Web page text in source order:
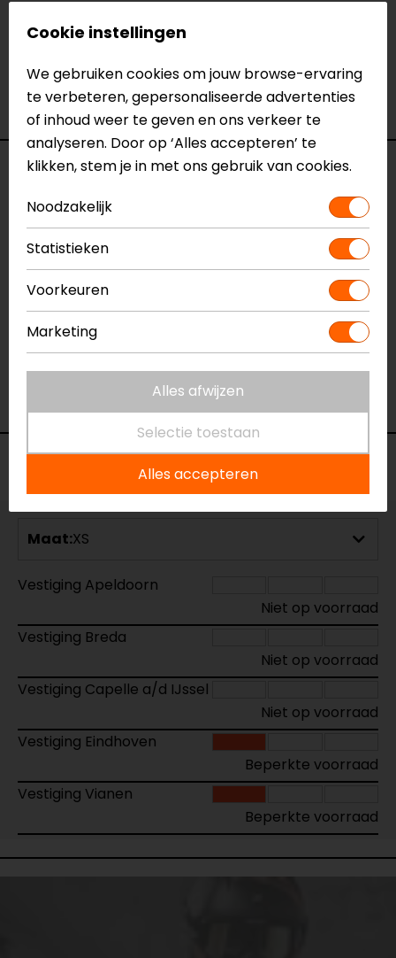
vanonze winkelsin Breda, Capelle aan den IJssel,
Eindhoven, Vianen of Apeldoorn. In de winkels kun je
verkoopmedewerkers voor je klaar met advies.
Bekijk onze andereJethelmen.
Specificaties
Naam
Model
Merk
CLAW
Kleur
Certificering
ECE 22.06
Communicatie
Universeel voorbereid
Kinbandsluiting
Ratelsluiting
Geïntegreerd zonnevizier
Ja
Maat:XS
Vestiging Apeldoorn
Niet op voorraad
Vestiging Breda
Niet op voorraad
Vestiging Capelle a/d IJssel
Niet op voorraad
Vestiging Eindhoven
Beperkte voorraad
Vestiging Vianen
Beperkte voorraad
Cookie instellingen
We gebruiken cookies om jouw browse-ervaring
te verbeteren, gepersonaliseerde advertenties
of inhoud weer te geven en ons verkeer te
analyseren. Door op ‘Alles accepteren’ te
klikken, stem je in met ons gebruik van cookies.
Noodzakelijk
Statistieken
Voorkeuren
Marketing
Alles afwijzen
Selectie toestaan
Alles accepteren